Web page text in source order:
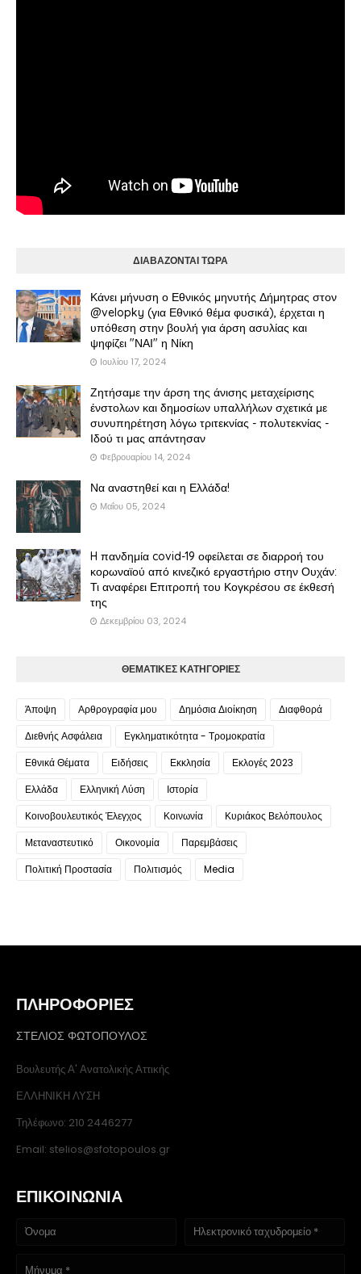
ΔΙΑΒΑΖΟΝΤΑΙ ΤΩΡΑ
Κάνει μήνυση ο Εθνικός μηνυτής Δήμητρας στον
@velopky (για Εθνικό θέμα φυσικά), έρχεται η
υπόθεση στην βουλή για άρση ασυλίας και
ψηφίζει "ΝΑΙ" η Νίκη
Ιουλίου 17, 2024
Ζητήσαμε την άρση της άνισης μεταχείρισης
ένστολων και δημοσίων υπαλλήλων σχετικά με
συνυπηρέτηση λόγω τριτεκνίας - πολυτεκνίας -
Ιδού τι μας απάντησαν
Φεβρουαρίου 14, 2024
Να αναστηθεί και η Ελλάδα!
Μαΐου 05, 2024
H πανδημία covid-19 οφείλεται σε διαρροή του
κορωναϊού από κινεζικό εργαστήριο στην Ουχάν:
Τι αναφέρει Επιτροπή του Κογκρέσου σε έκθεσή
της
Δεκεμβρίου 03, 2024
ΘΕΜΑΤΙΚΕΣ ΚΑΤΗΓΟΡΙΕΣ
Άποψη Αρθρογραφία μου Δημόσια Διοίκηση
Διαφθορά
Διεθνής Ασφάλεια
Εγκληματικότητα - Τρομοκρατία
Εθνικά Θέματα
Ειδήσεις Εκκλησία
Εκλογές 2023
Ελλάδα
Ελληνική Λύση
Ιστορία
Κοινοβουλευτικός Έλεγχος
Κοινωνία
Κυριάκος Βελόπουλος
Μεταναστευτικό
Οικονομία
Παρεμβάσεις
Πολιτική Προστασία
Πολιτισμός Media
ΠΛΗΡΟΦΟΡΙΕΣ
ΣΤΕΛΙΟΣ ΦΩΤΟΠΟΥΛΟΣ
Βουλευτής Α' Ανατολικής Αττικής
ΕΛΛΗΝΙΚΗ ΛΥΣΗ
Τηλέφωνο: 210 2446277
Email: stelios@sfotopoulos.gr
ΕΠΙΚΟΙΝΩΝΙΑ